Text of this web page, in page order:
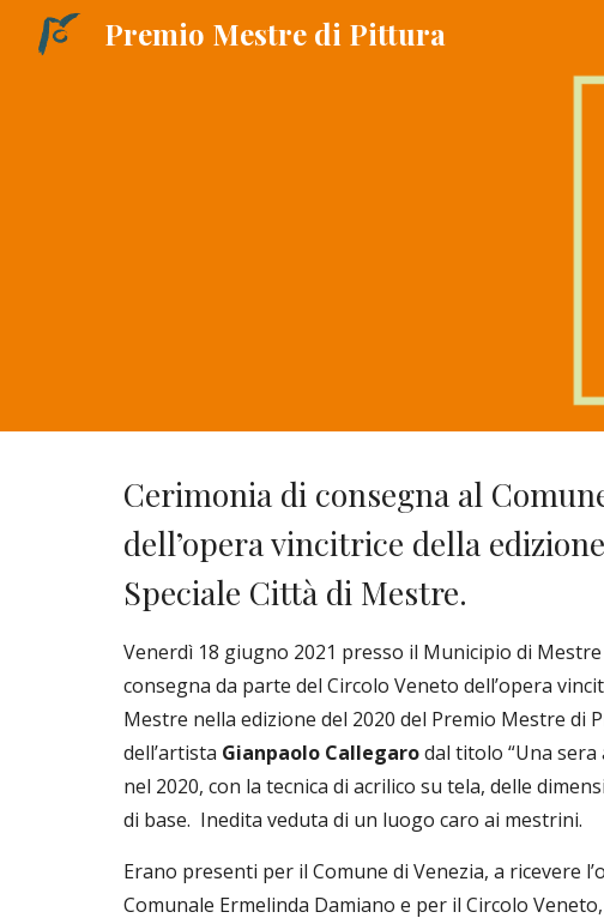
Premio Mestre di Pittura
Cerimonia di consegna al
dell’opera vincitrice della
Speciale Città di Mestre.
Venerdì 18 giugno 2021 presso il Municipio di
consegna da parte del Circolo Veneto dell’opera
Mestre nella edizione del 2020 del Premio Mestre di
dell’artista Gianpaolo Callegaro dal titolo “Una sera
nel 2020, con la tecnica di acrilico su tela, delle
di base.  Inedita veduta di un luogo caro ai mestrini.
Erano presenti per il Comune di Venezia, a ricevere
Comunale Ermelinda Damiano e per il Circolo